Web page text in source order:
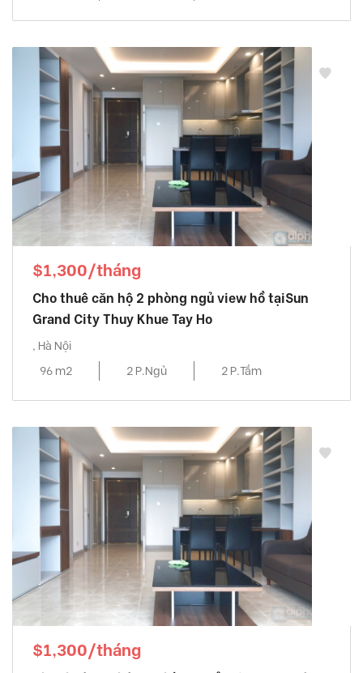
$1,300/tháng
Cho thuê căn hộ 2 phòng ngủ view hồ tạiSun
Grand City Thuy Khue Tay Ho
, Hà Nội
96 m2
2 P.Ngủ 2 P.Tắm
$1,300/tháng